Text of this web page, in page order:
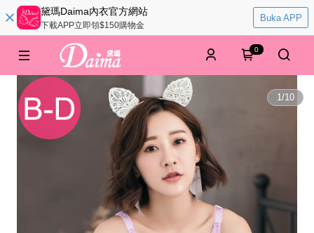
黛瑪Daima內衣官方網站
下載APP立即領$150購物金
Buka APP
0
1/10